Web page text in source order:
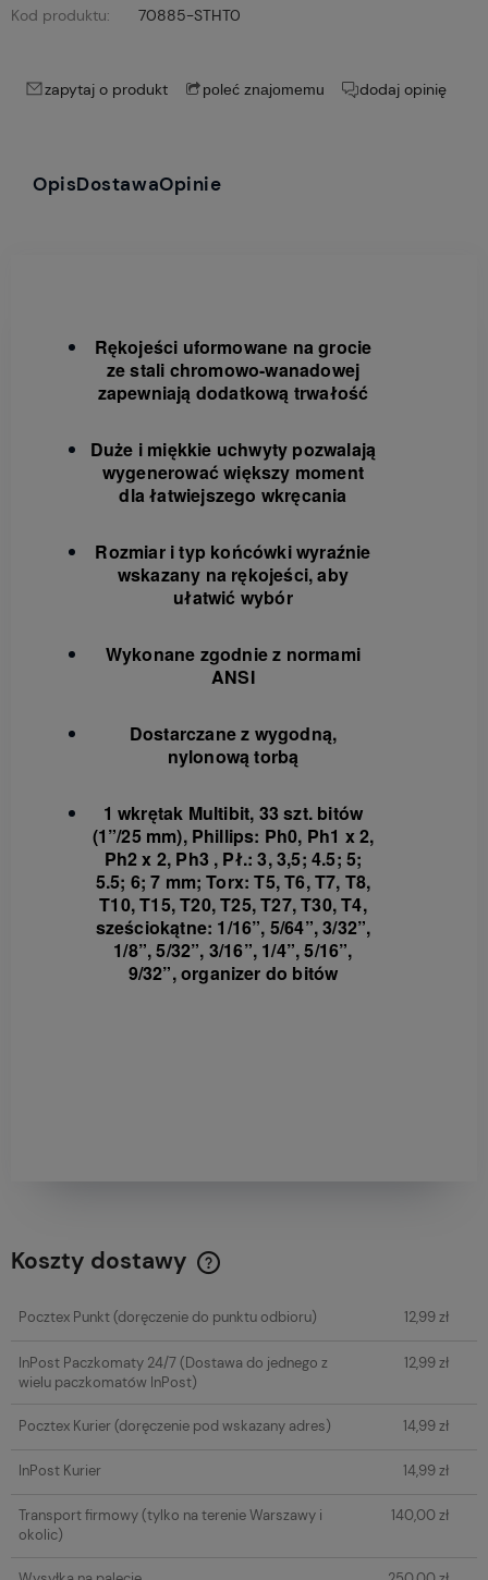
Kod produktu: 70885-STHT0
zapytaj o produkt poleć znajomemu dodaj opinię
OpisDostawaOpinie
Rękojeści uformowane na grocie
ze stali chromowo-wanadowej
zapewniają dodatkową trwałość
Duże i miękkie uchwyty pozwalają
wygenerować większy moment
dla łatwiejszego wkręcania
Rozmiar i typ końcówki wyraźnie
wskazany na rękojeści, aby
ułatwić wybór
Wykonane zgodnie z normami
ANSI
Dostarczane z wygodną,
nylonową torbą
1 wkrętak Multibit, 33 szt. bitów
(1”/25 mm), Phillips: Ph0, Ph1 x 2,
Ph2 x 2, Ph3 , Pł.: 3, 3,5; 4.5; 5;
5.5; 6; 7 mm; Torx: T5, T6, T7, T8,
T10, T15, T20, T25, T27, T30, T4,
sześciokątne: 1/16”, 5/64”, 3/32”,
1/8”, 5/32”, 3/16”, 1/4”, 5/16”,
9/32”, organizer do bitów
Koszty dostawy
Pocztex Punkt(doręczenie do punktu odbioru) 12,99 zł
InPost Paczkomaty 24/7(Dostawa do jednego z
wielu paczkomatów InPost)
12,99 zł
Pocztex Kurier(doręczenie pod wskazany adres) 14,99 zł
InPost Kurier 14,99 zł
Transport firmowy(tylko na terenie Warszawy i
okolic)
140,00 zł